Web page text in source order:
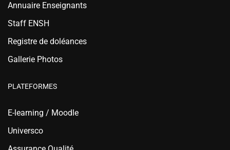
Annuaire Enseignants
Staff ENSH
Registre de doléances
Gallerie Photos
PLATEFORMES
E-learning / Moodle
Universco